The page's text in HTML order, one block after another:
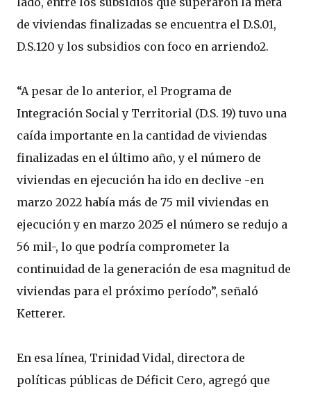
de viviendas finalizadas se encuentra el D.S.01,
D.S.120 y los subsidios con foco en arriendo2.
“A pesar de lo anterior, el Programa de
Integración Social y Territorial (D.S. 19) tuvo una
caída importante en la cantidad de viviendas
finalizadas en el último año, y el número de
viviendas en ejecución ha ido en declive -en
marzo 2022 había más de 75 mil viviendas en
ejecución y en marzo 2025 el número se redujo a
56 mil-, lo que podría comprometer la
continuidad de la generación de esa magnitud de
viviendas para el próximo período”, señaló
Ketterer.
En esa línea, Trinidad Vidal, directora de
políticas públicas de Déficit Cero, agregó que